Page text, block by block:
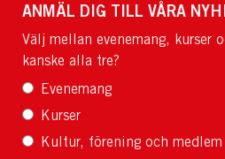
ANMÄL DIG TILL VÅRA
Välj mellan evenemang, kurser
kanske alla tre?
Evenemang
Kurser
Kultur, förening och medlem